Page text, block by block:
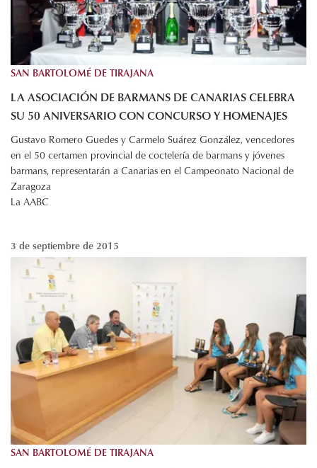
SAN BARTOLOMÉ DE TIRAJANA
LA ASOCIACIÓN DE BARMANS DE CANARIAS CELEBRA
SU 50 ANIVERSARIO CON CONCURSO Y HOMENAJES
Gustavo Romero Guedes y Carmelo Suárez González, vencedores
en el 50 certamen provincial de coctelería de barmans y jóvenes
barmans, representarán a Canarias en el Campeonato Nacional de
Zaragoza
La AABC
3 de septiembre de 2015
SAN BARTOLOMÉ DE TIRAJANA